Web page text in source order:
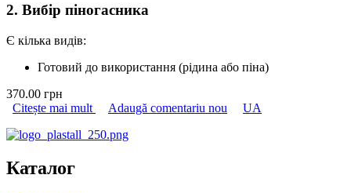
2. Вибір піногасника
Є кілька видів:
Готовий до використання (рідина або піна)
370.00 грн
Citește mai mult
despre Піногасник для пилососа із захистом від
Adaugă comentariu nou UA
Каталог